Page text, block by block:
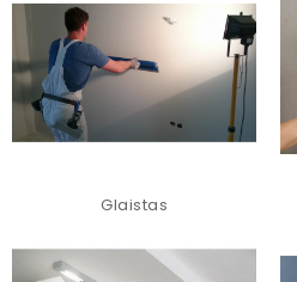
Glaistas